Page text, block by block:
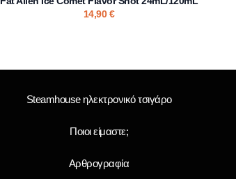
14,90€
Steamhouse ηλεκτρονικό τσιγάρο
Ποιοι είμαστε;
Αρθρογραφία